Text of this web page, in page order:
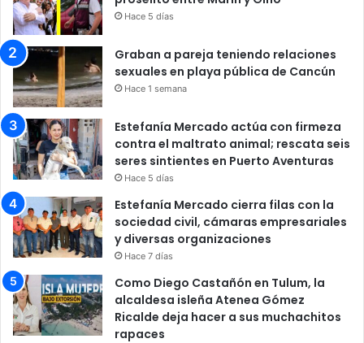
Hace 5 días
Graban a pareja teniendo relaciones
sexuales en playa pública de Cancún
Hace 1 semana
Estefanía Mercado actúa con firmeza
contra el maltrato animal; rescata seis
seres sintientes en Puerto Aventuras
Hace 5 días
Estefanía Mercado cierra filas con la
sociedad civil, cámaras empresariales
y diversas organizaciones
Hace 7 días
Como Diego Castañón en Tulum, la
alcaldesa isleña Atenea Gómez
Ricalde deja hacer a sus muchachitos
rapaces